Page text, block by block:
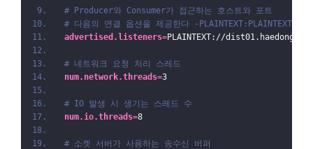
# Producer와 Consumer가 접근하는 호스트와 포트
# 다음의 연결 옵션을 제공한다 -
advertised.listeners=PLAINTEXT://
# 네트워크 요청 처리 스레드
num.network.threads=3
# IO 발생 시 생기는 스레드 수
num.io.threads=8
# 소켓 서버가 사용하는 송수신 버퍼